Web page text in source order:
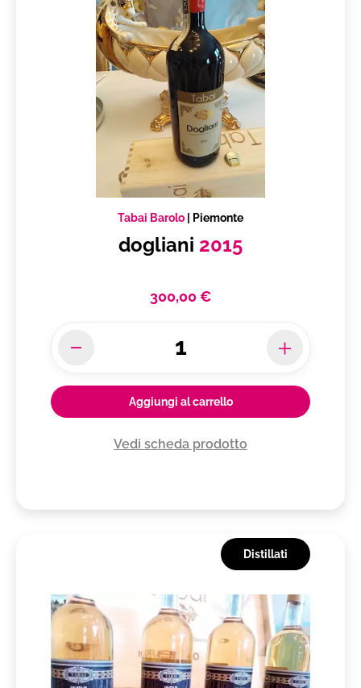
Tabai Barolo Piemonte
dogliani 2015
300,00 €
Aggiungi al carrello
Vedi scheda prodotto
Distillati